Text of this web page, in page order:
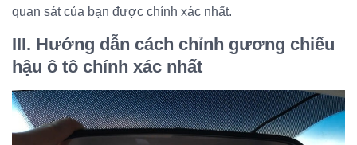
quan sát của bạn được chính xác nhất.
III. Hướng dẫn cách chỉnh gương chiếu
hậu ô tô chính xác nhất